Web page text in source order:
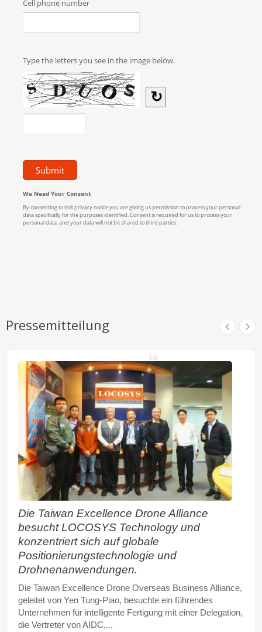
Pressemitteilung
Die Taiwan Excellence Drone Alliance
besucht LOCOSYS Technology und
konzentriert sich auf globale
Positionierungstechnologie und
Drohnenanwendungen.
Die Taiwan Excellence Drone Overseas Business Alliance,
geleitet von Yen Tung-Piao, besuchte ein führendes
Unternehmen für intelligente Fertigung mit einer Delegation,
die Vertreter von AIDC,...